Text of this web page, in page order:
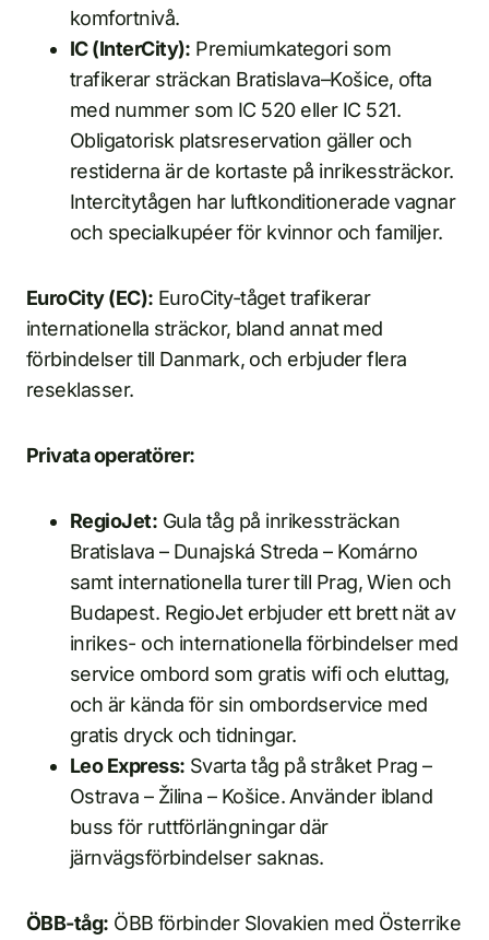
komfortnivå.
IC (InterCity): Premiumkategori som
trafikerar sträckan Bratislava–Košice, ofta
med nummer som IC 520 eller IC 521.
Obligatorisk platsreservation gäller och
restiderna är de kortaste på inrikessträckor.
Intercitytågen har luftkonditionerade vagnar
och specialkupéer för kvinnor och familjer.
EuroCity (EC): EuroCity-tåget trafikerar
internationella sträckor, bland annat med
förbindelser till Danmark, och erbjuder flera
reseklasser.
Privata operatörer:
RegioJet: Gula tåg på inrikessträckan
Bratislava – Dunajská Streda – Komárno
samt internationella turer till Prag, Wien och
Budapest. RegioJet erbjuder ett brett nät av
inrikes- och internationella förbindelser med
service ombord som gratis wifi och eluttag,
och är kända för sin ombordservice med
gratis dryck och tidningar.
Leo Express: Svarta tåg på stråket Prag –
Ostrava – Žilina – Košice. Använder ibland
buss för ruttförlängningar där
järnvägsförbindelser saknas.
ÖBB-tåg: ÖBB förbinder Slovakien med Österrike